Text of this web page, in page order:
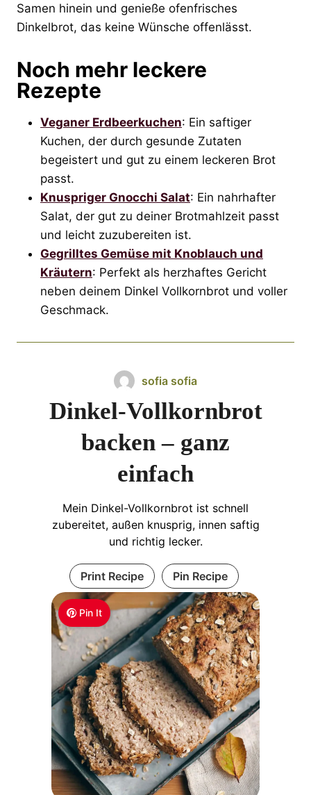
Samen hinein und genieße ofenfrisches
Dinkelbrot, das keine Wünsche offenlässt.
Noch mehr leckere
Rezepte
Veganer Erdbeerkuchen: Ein saftiger
Kuchen, der durch gesunde Zutaten
begeistert und gut zu einem leckeren Brot
passt.
Knuspriger Gnocchi Salat: Ein nahrhafter
Salat, der gut zu deiner Brotmahlzeit passt
und leicht zuzubereiten ist.
Gegrilltes Gemüse mit Knoblauch und
Kräutern: Perfekt als herzhaftes Gericht
neben deinem Dinkel Vollkornbrot und voller
Geschmack.
Pin It
sofia sofia
Dinkel-Vollkornbrot
backen – ganz
einfach
Mein Dinkel-Vollkornbrot ist schnell
zubereitet, außen knusprig, innen saftig
und richtig lecker.
Print Recipe Pin Recipe